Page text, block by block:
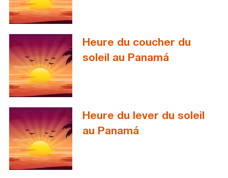
Heure du coucher du
soleil au Panamá
Heure du lever du soleil
au Panamá